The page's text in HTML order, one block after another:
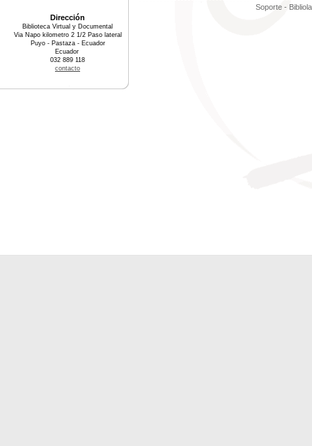
Soporte -
Dirección
Biblioteca Virtual y Documental
Via Napo kilometro 2 1/2 Paso lateral
Puyo - Pastaza - Ecuador
Ecuador
032 889 118
contacto